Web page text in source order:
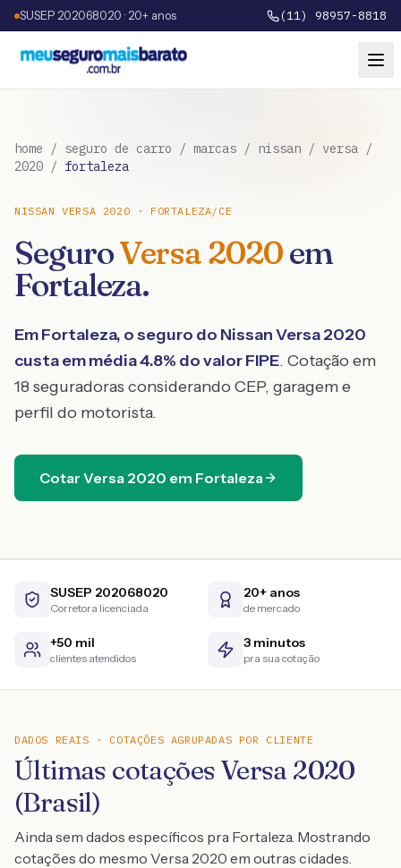
SUSEP 202068020 · 20+ anos (11) 98957-8818
home / seguro de carro / marcas / nissan / versa /
2020 / fortaleza
NISSAN VERSA 2020 ·FORTALEZA/ CE
SeguroVersa2020em
Fortaleza.
EmFortaleza, o seguro do NissanVersa2020
custa em média4.8% do valor FIPE. Cotação em
18 seguradoras considerando CEP, garagem e
perfil do motorista.
Cotar Versa 2020 em Fortaleza
SUSEP 202068020
Corretora licenciada
20+ anos
de mercado
+50 mil
clientes atendidos
3 minutos
pra sua cotação
DADOS REAIS · COTAÇÕES AGRUPADAS POR CLIENTE
Últimas cotações Versa 2020
(Brasil)
Ainda sem dados específicos pra Fortaleza. Mostrando
cotações do mesmo Versa 2020 em outras cidades.